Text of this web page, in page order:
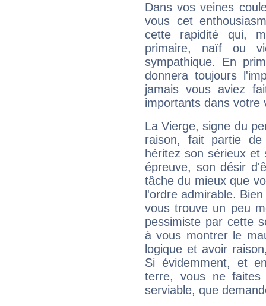
Dans vos veines
vous cet
cette rapidité qui,
primaire, naïf ou
sympathique. En
donnera toujours
jamais vous aviez
importants dans votre
La Vierge, signe du
raison, fait partie
héritez son sérieux
épreuve, son désir
tâche du mieux que
l'ordre admirable.
vous trouve un peu
pessimiste par cette
à vous montrer le
logique et avoir
Si évidemment, et
terre, vous ne
serviable, que